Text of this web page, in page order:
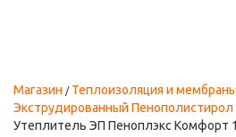
Магазин
Теплоизоляция и мембраны
Экструдированный Пенополистирол
Утеплитель ЭП Пеноплэкс Комфорт